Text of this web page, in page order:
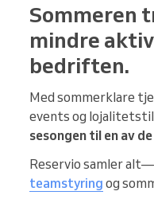
Sommeren
mindre
bedriften.
Med sommerklare
events og
sesongen til en av
Reservio samler
teamstyring og